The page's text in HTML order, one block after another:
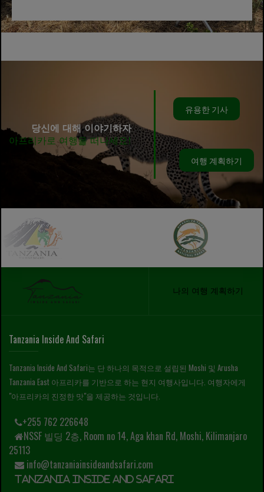
당신에 대해 이야기하자
아프리카로 여행을 떠나세요!
유용한 기사
여행 계획하기
나의 여행 계획하기
Tanzania Inside And Safari
Tanzania Inside And Safari는 단 하나의 목적으로 설립된 Moshi 및 Arusha
Tanzania East 아프리카를 기반으로 하는 현지 여행사입니다. 여행자에게
"아프리카의 진정한 맛"을 제공하는 것입니다.
+255 762 226648
NSSF 빌딩 2층, Room no 14, Aga khan Rd, Moshi, Kilimanjaro
25113
info@tanzaniainsideandsafari.com
Tanzania Inside and Safari